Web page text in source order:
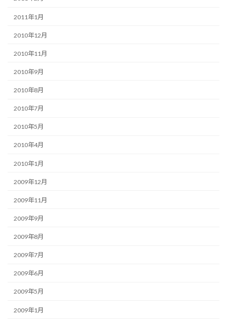
2011年1月
2010年12月
2010年11月
2010年9月
2010年8月
2010年7月
2010年5月
2010年4月
2010年1月
2009年12月
2009年11月
2009年9月
2009年8月
2009年7月
2009年6月
2009年5月
2009年1月